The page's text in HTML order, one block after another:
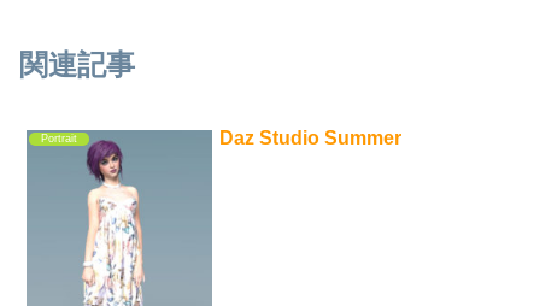
関連記事
Portrait Daz Studio Summer